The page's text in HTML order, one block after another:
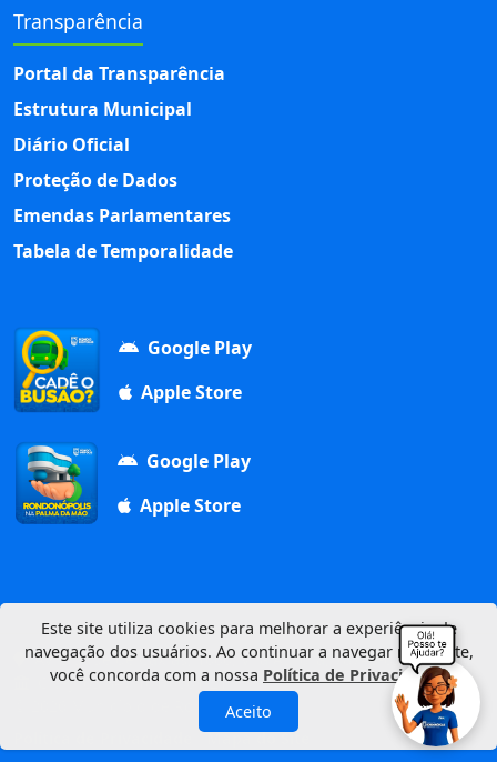
Transparência
Portal da Transparência
Estrutura Municipal
Diário Oficial
Proteção de Dados
Emendas Parlamentares
Tabela de Temporalidade
Google Play
Apple Store
Google Play
Apple Store
Av. Duque de Caxias, 1000, Vila Aurora, 78740-022
CNPJ: 03.347.101/0001-21
© 2026 Município de Rondonópolis
Mapa do Site
Este site utiliza cookies para melhorar a experiência de
navegação dos usuários. Ao continuar a navegar neste site,
você concorda com a nossa Política de Privacidade.
Aceito